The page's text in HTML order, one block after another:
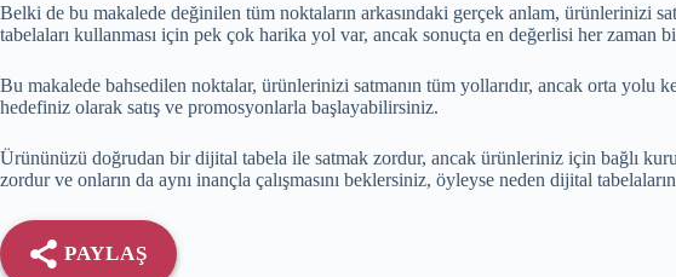
Belki de bu makalede değinilen tüm noktaların arkasındaki gerçek anlam, ürünlerinizi
tabelaları kullanması için pek çok harika yol var, ancak sonuçta en değerlisi her zaman
Bu makalede bahsedilen noktalar, ürünlerinizi satmanın tüm yollarıdır, ancak orta yolu
hedefiniz olarak satış ve promosyonlarla başlayabilirsiniz.
Ürününüzü doğrudan bir dijital tabela ile satmak zordur, ancak ürünleriniz için bağlı
zordur ve onların da aynı inançla çalışmasını beklersiniz, öyleyse neden dijital
PAYLAŞ